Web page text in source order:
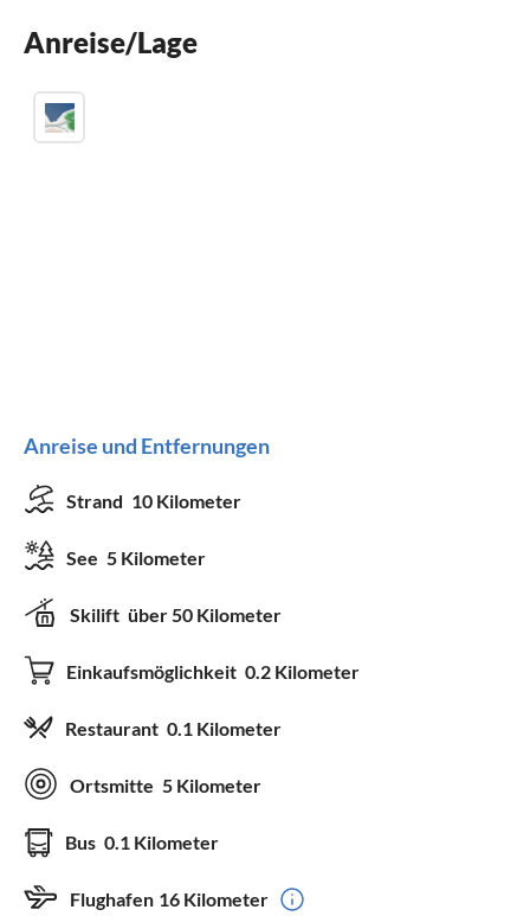
Anreise/Lage
Anreise und Entfernungen
Strand 10 Kilometer
See 5 Kilometer
Skilift über 50 Kilometer
Einkaufsmöglichkeit 0.2 Kilometer
Restaurant 0.1 Kilometer
Ortsmitte 5 Kilometer
Bus 0.1 Kilometer
Flughafen 16 Kilometer